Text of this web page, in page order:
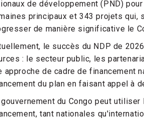
de développement (PND)
principaux et 343 projets
de manière significative le
le succès du NDP de
: le secteur public, les
approche de cadre de financement
du plan en faisant appel à
du Congo peut
tant nationales